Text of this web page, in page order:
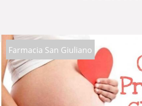
Farmacia San Giuliano